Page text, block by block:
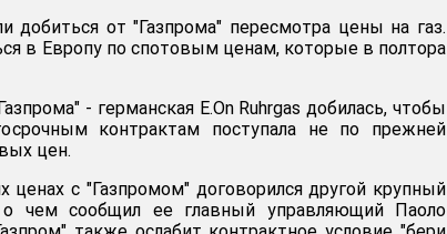
добиться от "Газпрома" пересмотра цены на газ.
в Европу по спотовым ценам, которые в полтора
- германская E.On Ruhrgas добилась, чтобы
контрактам поступала не по прежней
цен.
ценах с "Газпромом" договорился другой крупный
о чем сообщил ее главный управляющий Паоло